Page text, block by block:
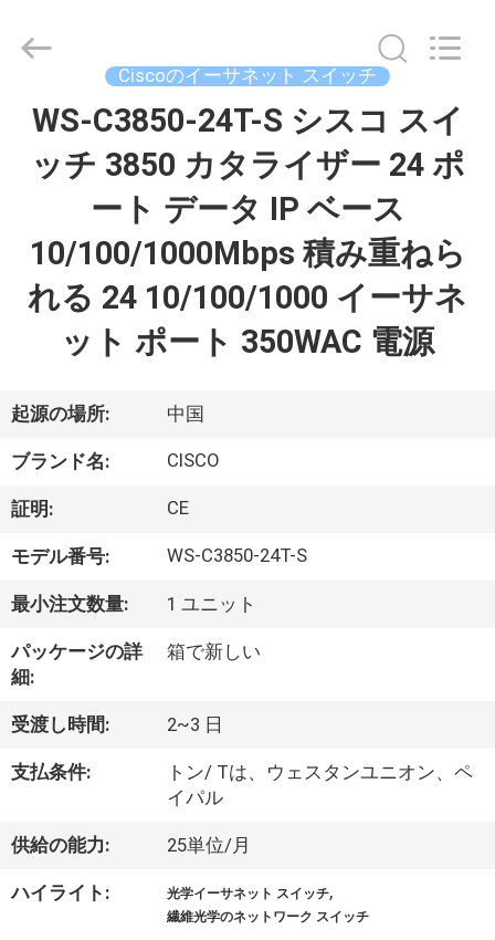
品
デ
オ
わ
た
し
た
ち
つ
い
て
LonRise
Equipment
Reserved.
Ciscoのイーサネット スイッチ
WS-C3850-24T-S シスコ スイ
ッチ 3850 カタライザー 24 ポ
ート データ IP ベース
10/100/1000Mbps 積み重ねら
れる 24 10/100/1000 イーサネ
ット ポート 350WAC 電源
起源の場所: 中国
ブランド名: CISCO
証明: CE
モデル番号: WS-C3850-24T-S
最小注文数量: 1 ユニット
パッケージの詳
細:
箱で新しい
受渡し時間: 2~3 日
支払条件:
トン/ Tは、ウェスタンユニオン、ペ
イパル
供給の能力: 25単位/月
ハイライト: 光学イーサネット スイッチ,
繊維光学のネットワーク スイッチ